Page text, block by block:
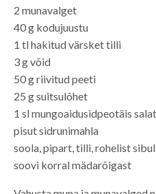
2 munavalget
40 g kodujuustu
1 tl hakitud värsket tilli
3 g võid
50 g riivitud peeti
25 g suitsulõhet
1 sl mungoaidusidpeotäis
pisut sidrunimahla
soola, pipart, tilli, rohelist
soovi korral mädarõigast